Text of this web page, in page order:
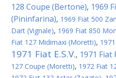
128 Coupe (Bertone), 1969
(Pininfarina), 1969 Fiat 500
Dart (Vignale), 1969 Fiat 850
Fiat 127 Midimaxi (Moretti),
1971 Fiat E.S.V., 1971
127 Coupe (Moretti), 1972 Fiat